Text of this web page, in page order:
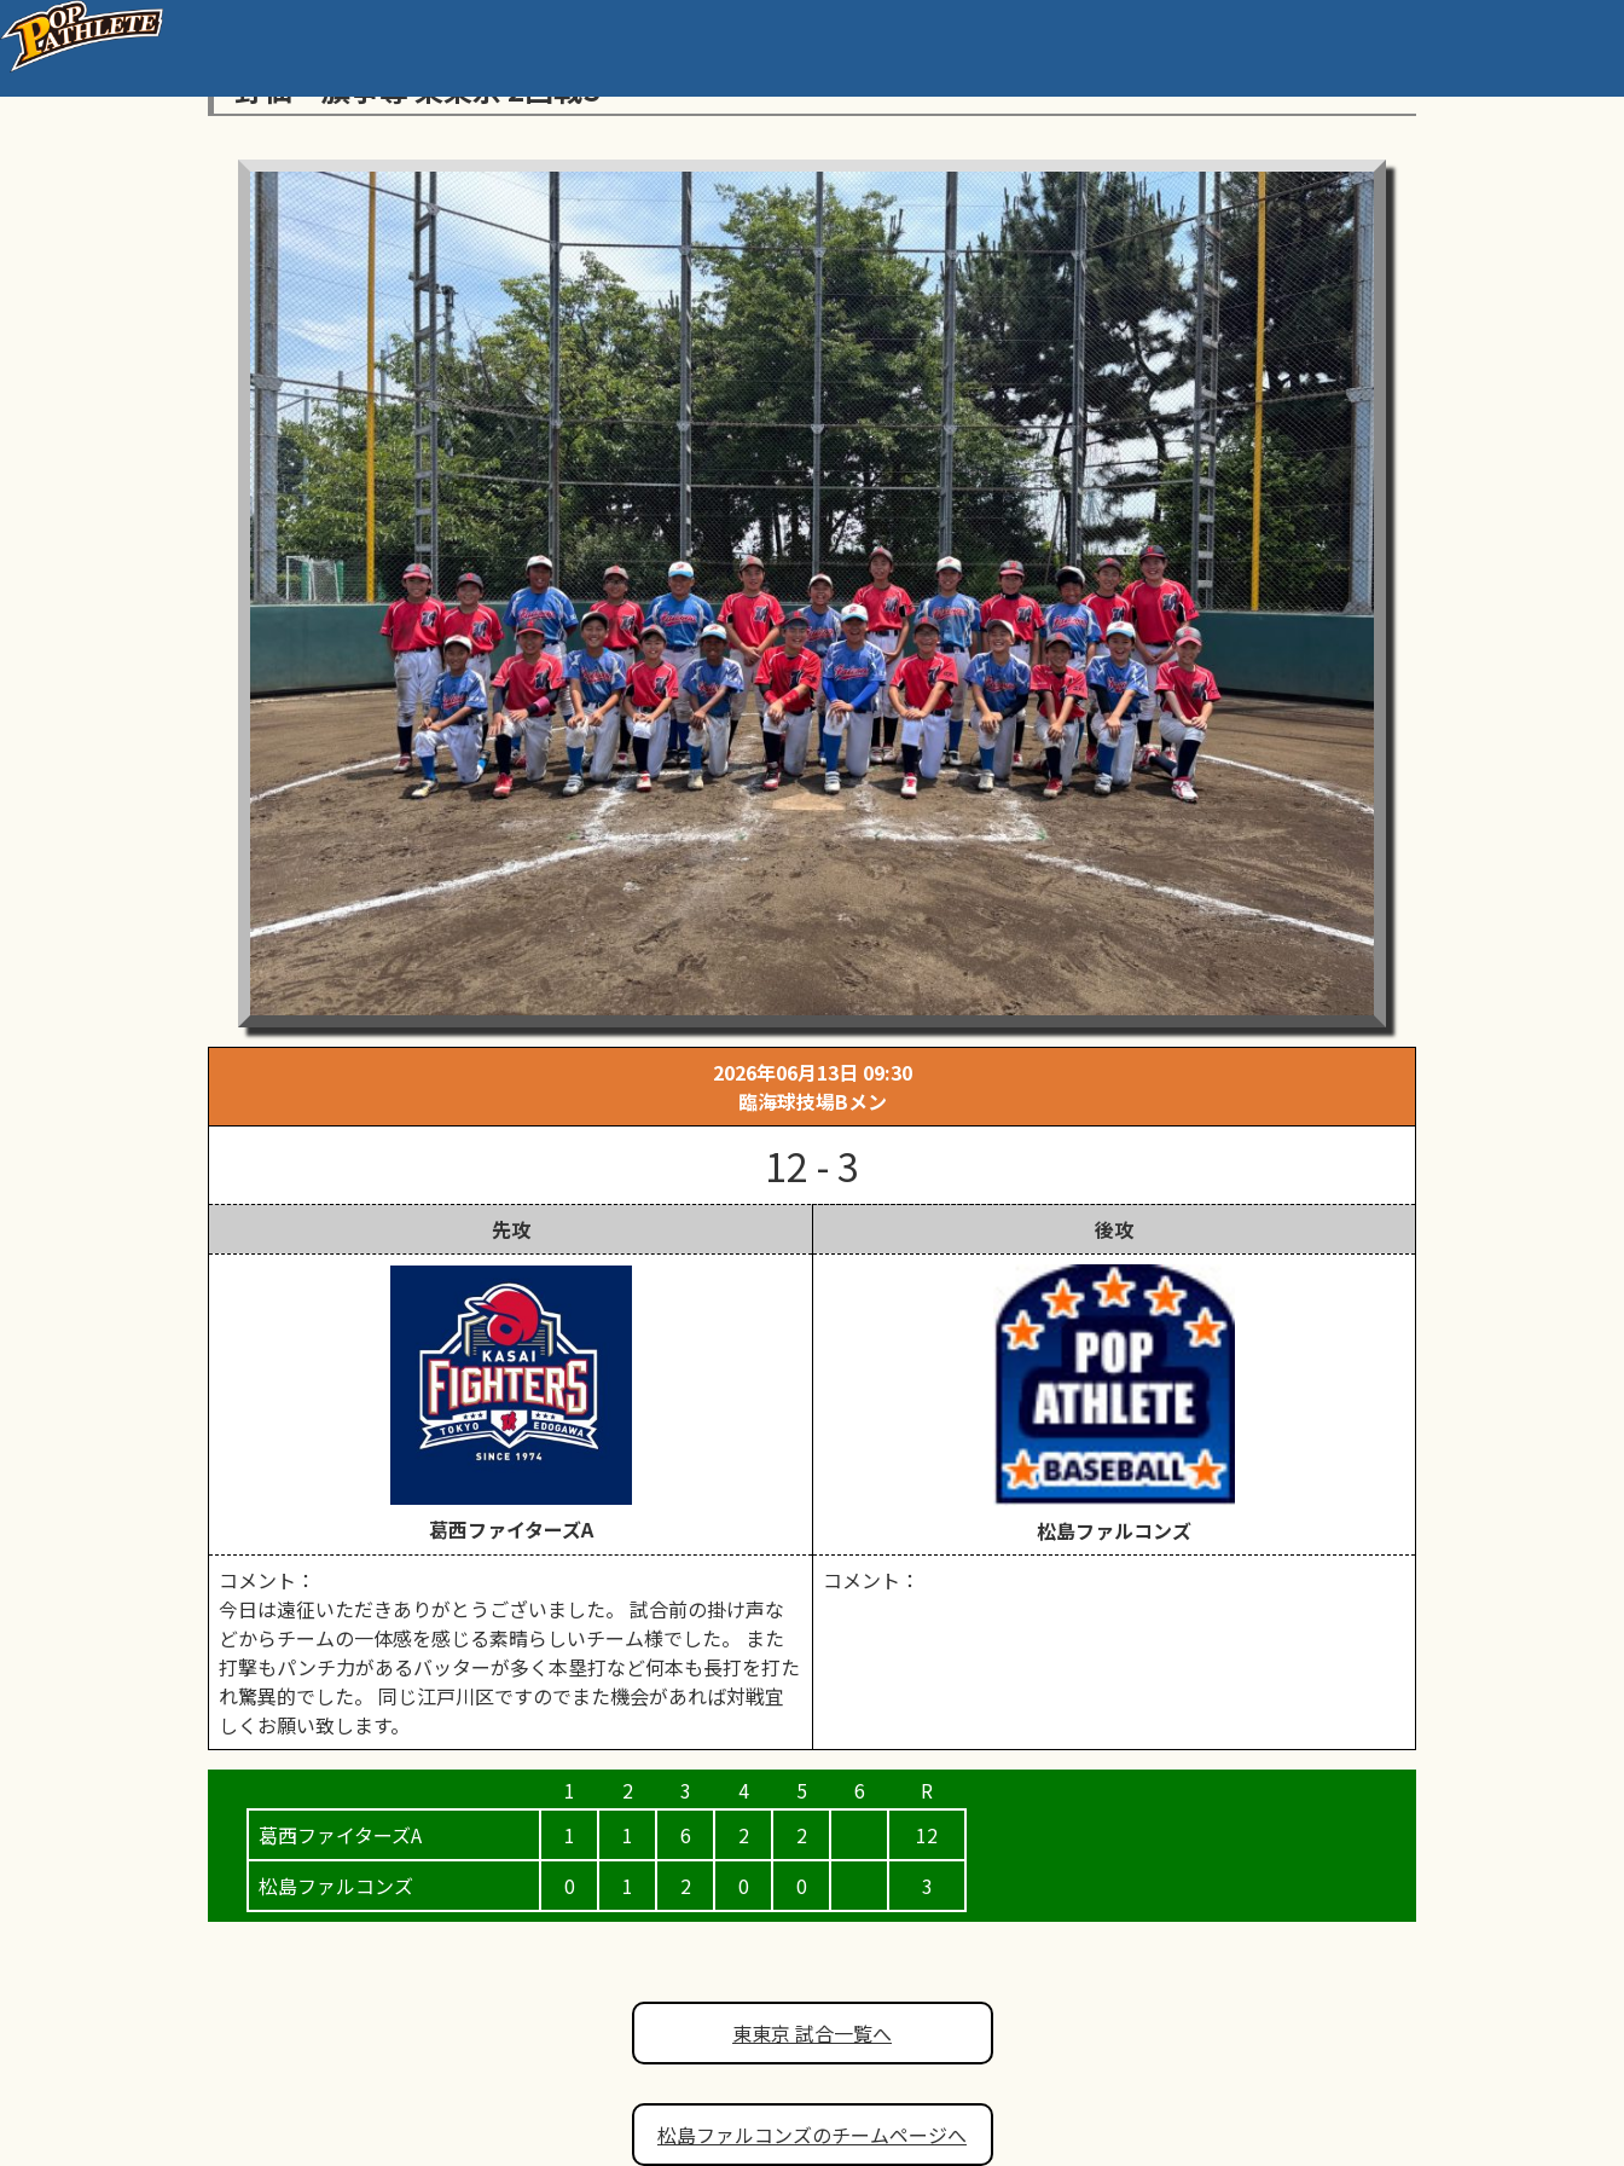
野仙一旗争奪 東東京 2回戦S
2026年06月13日 09:30
臨海球技場Bメン
12 - 3
先攻 後攻
葛西ファイターズA
松島ファルコンズ
コメント：
今日は遠征いただきありがとうございました。 試合前の掛け声な
どからチームの一体感を感じる素晴らしいチーム様でした。 また
打撃もパンチ力があるバッターが多く本塁打など何本も長打を打た
れ驚異的でした。 同じ江戸川区ですのでまた機会があれば対戦宜
しくお願い致します。
コメント：
葛西ファイターズA
松島ファルコンズ
1
0
1
1
6
2
2
0
2
0
12
3
東東京 試合一覧へ
松島ファルコンズのチームページへ